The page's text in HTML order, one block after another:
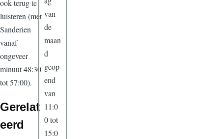
ook terug te
luisteren (met
Sanderien
vanaf
ongeveer
minuut 48:30
tot 57:00).
Gerelat
eerd
van
de
maan
d
geop
end
van
11:0
0 tot
15:0